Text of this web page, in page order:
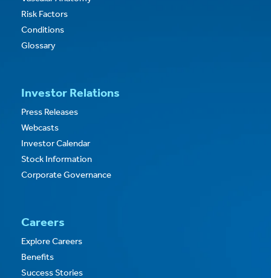
Risk Factors
Conditions
Glossary
Investor Relations
Press Releases
Webcasts
Investor Calendar
Stock Information
Corporate Governance
Careers
Explore Careers
Benefits
Success Stories